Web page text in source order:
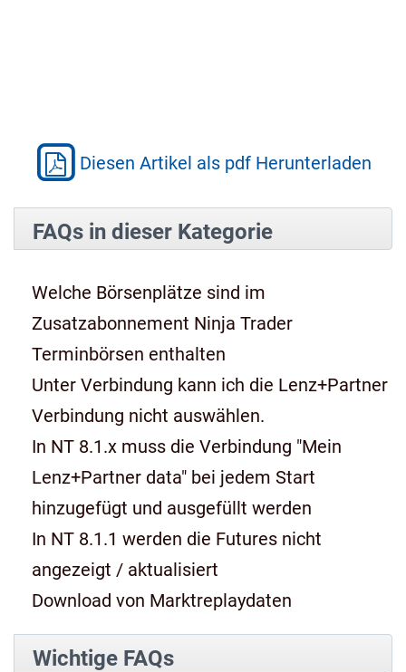
Diesen Artikel als pdf Herunterladen
FAQs in dieser Kategorie
Welche Börsenplätze sind im
Zusatzabonnement Ninja Trader
Terminbörsen enthalten
Unter Verbindung kann ich die Lenz+Partner
Verbindung nicht auswählen.
In NT 8.1.x muss die Verbindung "Mein
Lenz+Partner data" bei jedem Start
hinzugefügt und ausgefüllt werden
In NT 8.1.1 werden die Futures nicht
angezeigt / aktualisiert
Download von Marktreplaydaten
Wichtige FAQs